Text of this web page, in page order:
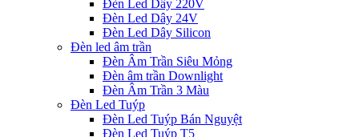
Đèn Led Dây 220V
Đèn Led Dây 24V
Đèn Led Dây Silicon
Đèn led âm trần
Đèn Âm Trần Siêu Mỏng
Đèn âm trần Downlight
Đèn Âm Trần 3 Màu
Đèn Led Tuýp
Đèn Led Tuýp Bán Nguyệt
Đèn Led Tuýp T5